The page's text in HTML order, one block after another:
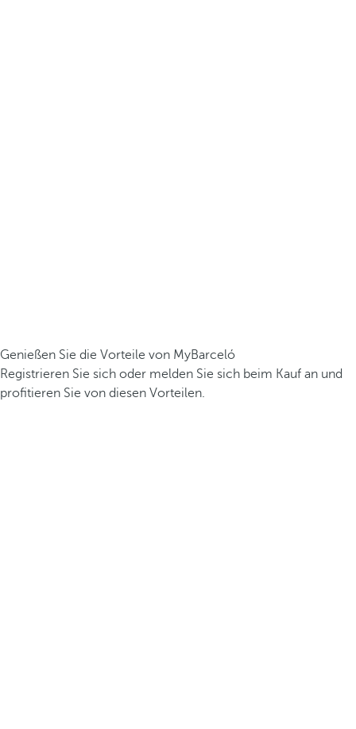
Genießen Sie die Vorteile von MyBarceló
Registrieren Sie sich oder melden Sie sich beim Kauf an und
profitieren Sie von diesen Vorteilen.